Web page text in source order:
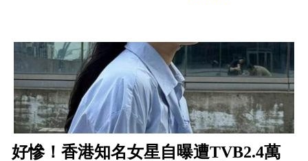
好慘！香港知名女星自曝遭TVB2.4萬